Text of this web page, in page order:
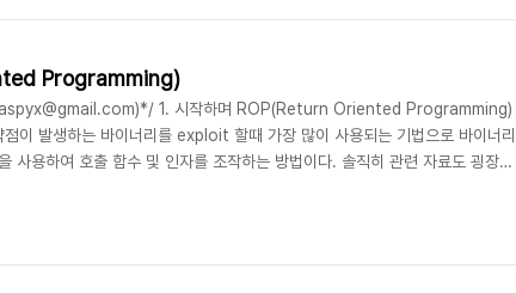
Programming)
1. 시작하며 ROP(Return Oriented Programming)
점이 발생하는 바이너리를 exploit 할때 가장 많이 사용되는 기법으로 바이너리
사용하여 호출 함수 및 인자를 조작하는 방법이다. 솔직히 관련 자료도 굉장히
야하는 특수한 전제가 붙어야 exploit 가능하지만, ROP 기법을 사용하면